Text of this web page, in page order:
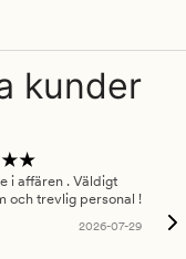
kunder
i affären . Väldigt
och trevlig personal !
2026-07-29